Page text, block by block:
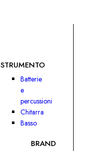
STRUMENTO
Batterie
e
percussioni
Chitarra
Basso
BRAND